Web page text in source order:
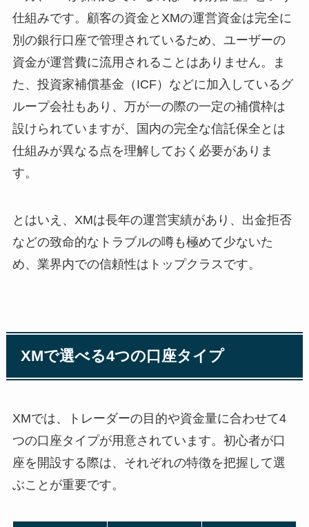
仕組みです。顧客の資金とXMの運営資金は完全に
別の銀行口座で管理されているため、ユーザーの
資金が運営費に流用されることはありません。ま
た、投資家補償基金（ICF）などに加入しているグ
ループ会社もあり、万が一の際の一定の補償枠は
設けられていますが、国内の完全な信託保全とは
仕組みが異なる点を理解しておく必要がありま
す。
とはいえ、XMは長年の運営実績があり、出金拒否
などの致命的なトラブルの噂も極めて少ないた
め、業界内での信頼性はトップクラスです。
XMで選べる4つの口座タイプ
XMでは、トレーダーの目的や資金量に合わせて4
つの口座タイプが用意されています。初心者が口
座を開設する際は、それぞれの特徴を把握して選
ぶことが重要です。